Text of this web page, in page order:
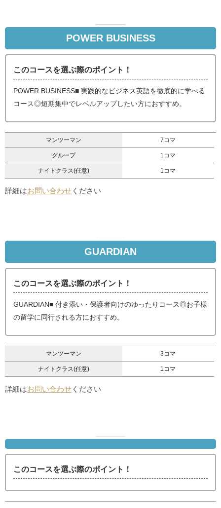
POWER BUSINESS
このコースを選ぶ際のポイント！
POWER BUSINESS■ 実践的なビジネス英語を徹底的に学べる
コース◎短期集中でレベルアップしたい方におすすめ。
マンツーマン 7コマ
グループ 1コマ
ナイトクラス(任意) 1コマ
詳細はお問い合わせ ください
GUARDIAN
このコースを選ぶ際のポイント！
GUARDIAN■ 付き添い・保護者向けのゆったりコース◎お子様
の留学に同行される方におすすめ。
マンツーマン 3コマ
ナイトクラス(任意) 1コマ
詳細はお問い合わせ ください
このコースを選ぶ際のポイント！